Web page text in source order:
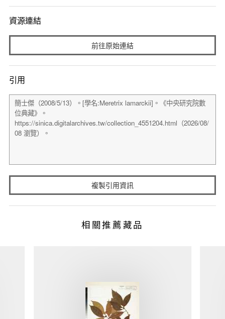
資源連結
前往原始連結
引用
複製引用資訊
相關推薦藏品